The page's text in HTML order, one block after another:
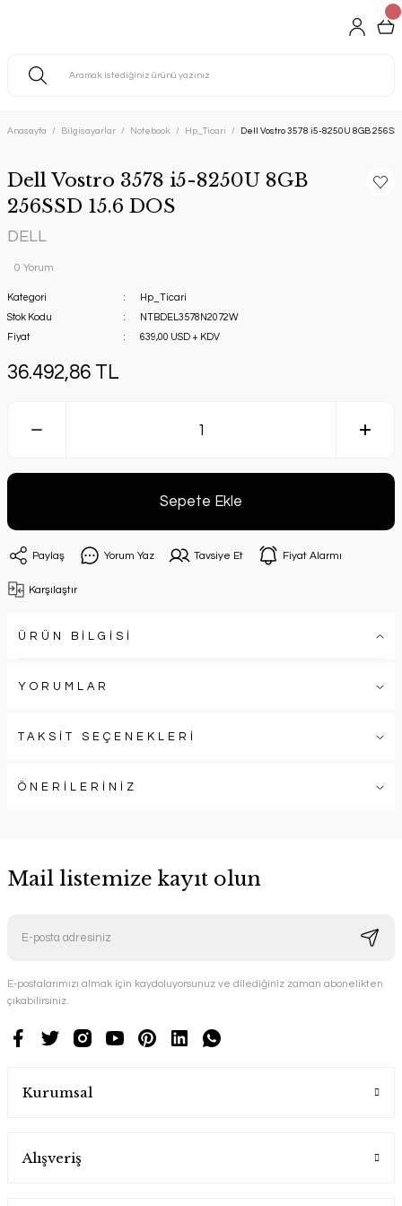
Anasayfa Bilgisayarlar Notebook Hp_Ticari Dell Vostro 3578 i5-8250U 8GB
Dell Vostro 3578 i5-8250U 8GB
256SSD 15.6 DOS
DELL
0 Yorum
Kategori
Hp_Ticari
Stok Kodu
NTBDEL3578N2072W
Fiyat
639,00 USD + KDV
36.492,86 TL
Sepete Ekle
Paylaş Yorum Yaz Tavsiye Et Fiyat Alarmı
Karşılaştır
ÜRÜN BİLGİSİ
YORUMLAR
TAKSİT SEÇENEKLERİ
ÖNERİLERİNİZ
Mail listemize kayıt olun
E-postalarımızı almak için kaydoluyorsunuz ve dilediğiniz zaman abonelikten
çıkabilirsiniz.
Kurumsal
Alışveriş